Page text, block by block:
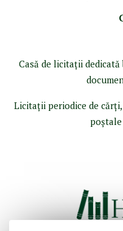
Casă de licitaţii
Licitaţii periodice de
poştale